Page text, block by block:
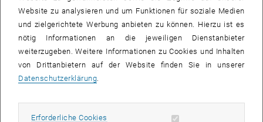
Website zu analysieren und um Funktionen für soziale Medien
und zielgerichtete Werbung anbieten zu können. Hierzu ist es
nötig Informationen an die jeweiligen Dienstanbieter
weiterzugeben. Weitere Informationen zu Cookies und Inhalten
von Drittanbietern auf der Website finden Sie in unserer
Datenschutzerklärung.
Erforderliche Cookies Erforderliche Cookies zulassen